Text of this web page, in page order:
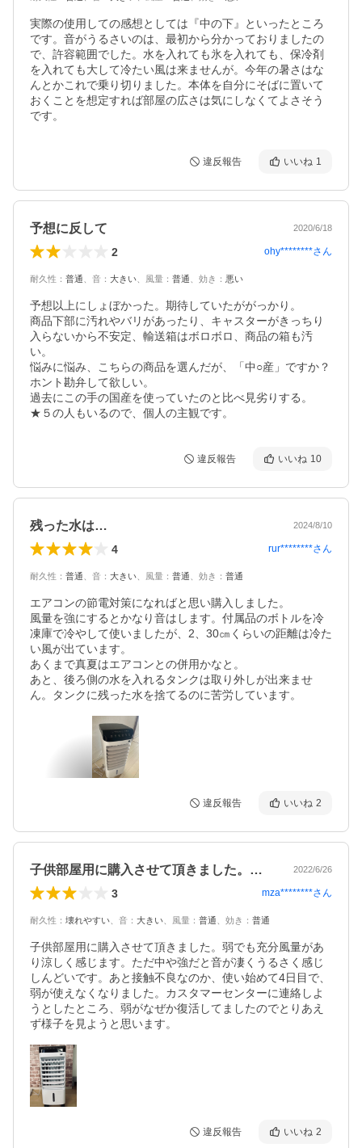
実際の使用しての感想としては『中の下』といったところ
です。音がうるさいのは、最初から分かっておりましたの
で、許容範囲でした。水を入れても氷を入れても、保冷剤
を入れても大して冷たい風は来ませんが。今年の暑さはな
んとかこれで乗り切りました。本体を自分にそばに置いて
おくことを想定すれば部屋の広さは気にしなくてよさそう
です。
違反報告 いいね 1
予想に反して 2020/6/18
2 ohy********さん
耐久性 ： 普通 音 ： 大きい 風量 ： 普通 効き ： 悪い
予想以上にしょぼかった。期待していたががっかり。
商品下部に汚れやバリがあったり、キャスターがきっちり
入らないから不安定、輸送箱はボロボロ、商品の箱も汚
い。
悩みに悩み、こちらの商品を選んだが、「中○産」ですか？
ホント勘弁して欲しい。
過去にこの手の国産を使っていたのと比べ見劣りする。
★５の人もいるので、個人の主観です。
違反報告 いいね 10
残った水は… 2024/8/10
4 rur********さん
耐久性 ： 普通 音 ： 大きい 風量 ： 普通 効き ： 普通
エアコンの節電対策になればと思い購入しました。
風量を強にするとかなり音はします。付属品のボトルを冷
凍庫で冷やして使いましたが、2、30㎝くらいの距離は冷た
い風が出ています。
あくまで真夏はエアコンとの併用かなと。
あと、後ろ側の水を入れるタンクは取り外しが出来ませ
ん。タンクに残った水を捨てるのに苦労しています。
違反報告 いいね 2
子供部屋用に購入させて頂きました。弱で… 2022/6/26
3 mza********さん
耐久性 ： 壊れやすい 音 ： 大きい 風量 ： 普通 効き ： 普通
子供部屋用に購入させて頂きました。弱でも充分風量があ
り涼しく感じます。ただ中や強だと音が凄くうるさく感じ
しんどいです。あと接触不良なのか、使い始めて4日目で、
弱が使えなくなりました。カスタマーセンターに連絡しよ
うとしたところ、弱がなぜか復活してましたのでとりあえ
ず様子を見ようと思います。
違反報告 いいね 2